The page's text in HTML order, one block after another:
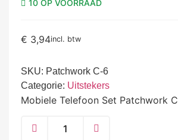
10 OP VOORRAAD
€ 3,94incl. btw
SKU: Patchwork C-6
Categorie: Uitstekers
Mobiele Telefoon Set Patchwork C